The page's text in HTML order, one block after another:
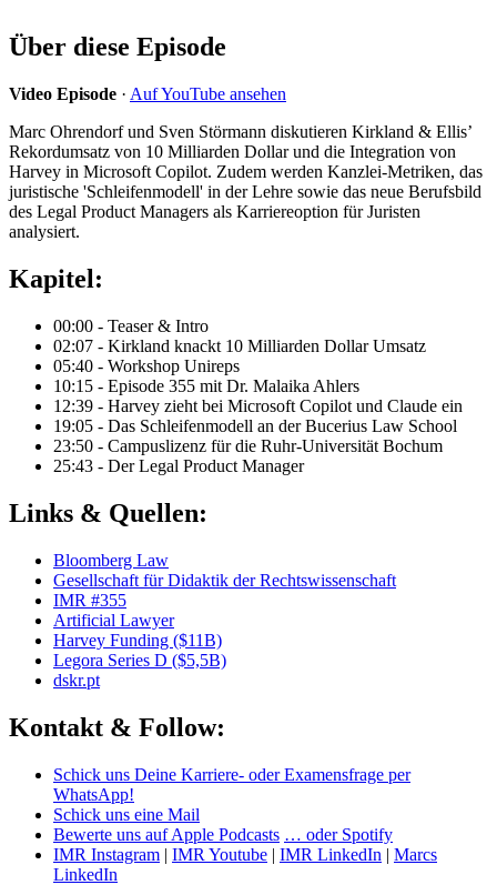
Über diese Episode
Video Episode · Auf YouTube ansehen
Marc Ohrendorf und Sven Störmann diskutieren Kirkland & Ellis’
Rekordumsatz von 10 Milliarden Dollar und die Integration von
Harvey in Microsoft Copilot. Zudem werden Kanzlei-Metriken, das
juristische 'Schleifenmodell' in der Lehre sowie das neue Berufsbild
des Legal Product Managers als Karriereoption für Juristen
analysiert.
Kapitel:
00:00 - Teaser & Intro
02:07 - Kirkland knackt 10 Milliarden Dollar Umsatz
05:40 - Workshop Unireps
10:15 - Episode 355 mit Dr. Malaika Ahlers
12:39 - Harvey zieht bei Microsoft Copilot und Claude ein
19:05 - Das Schleifenmodell an der Bucerius Law School
23:50 - Campuslizenz für die Ruhr-Universität Bochum
25:43 - Der Legal Product Manager
Links & Quellen:
Bloomberg Law
Gesellschaft für Didaktik der Rechtswissenschaft
IMR #355
Artificial Lawyer
Harvey Funding ($11B)
Legora Series D ($5,5B)
dskr.pt
Kontakt & Follow:
Schick uns Deine Karriere- oder Examensfrage per
WhatsApp!
Schick uns eine Mail
Bewerte uns auf Apple Podcasts … oder Spotify
IMR Instagram | IMR Youtube | IMR LinkedIn | Marcs
LinkedIn